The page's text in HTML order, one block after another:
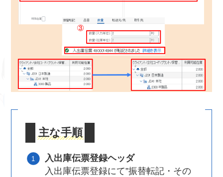
主な手順
入出庫伝票登録ヘッダ
入出庫伝票登録にて”振替転記・その